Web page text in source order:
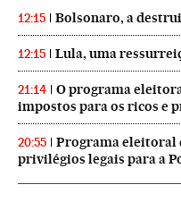
12:15 Bolsonaro, a
12:15 Lula, uma
21:14
O programa
impostos para os ricos e
20:55
Programa eleitoral
privilégios legais para a